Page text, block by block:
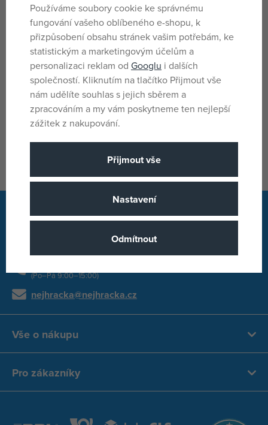
Zobrazit všechny značky
(Po–Pá 9:00–15:00)
nejhracka@nejhracka.cz
Vše o nákupu
Pro zákazníky
Používáme soubory cookie ke správnému
fungování vašeho oblíbeného e-shopu, k
přizpůsobení obsahu stránek vašim potřebám, ke
statistickým a marketingovým účelům a
personalizaci reklam od Googlu i dalších
společností. Kliknutím na tlačítko Přijmout vše
nám udělíte souhlas s jejich sběrem a
zpracováním a my vám poskytneme ten nejlepší
zážitek z nakupování.
Přijmout vše
Nastavení
Odmítnout